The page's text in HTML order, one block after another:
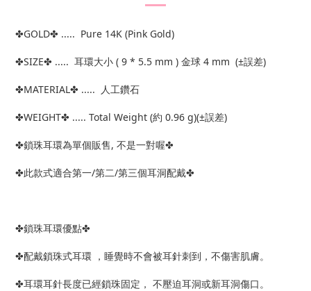
✤GOLD✤ ..... Pure 14K (Pink Gold)
✤SIZE✤ ..... 耳環大小 ( 9 * 5.5 mm ) 金球 4 mm (±誤差)
✤MATERIAL✤ ..... 人工鑽石
✤WEIGHT✤ ..... Total Weight (約 0.96 g)(±誤差)
✤鎖珠耳環為單個販售, 不是一對喔✤
✤此款式適合第一/第二/第三個耳洞配戴✤
✤鎖珠耳環優點✤
✤配戴鎖珠式耳環 ，睡覺時不會被耳針刺到，不傷害肌膚。
✤耳環耳針長度已經鎖珠固定， 不壓迫耳洞或新耳洞傷口。